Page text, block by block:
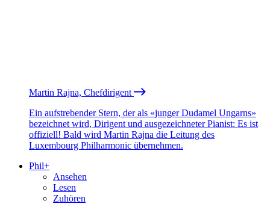
Martin Rajna, Chefdirigent
Ein aufstrebender Stern, der als «junger Dudamel Ungarns»
bezeichnet wird, Dirigent und ausgezeichneter Pianist: Es ist
offiziell! Bald wird Martin Rajna die Leitung des
Luxembourg Philharmonic übernehmen.
Phil+
Ansehen
Lesen
Zuhören